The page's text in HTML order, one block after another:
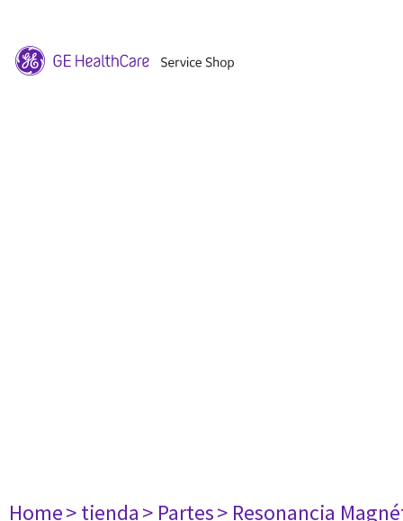
Home> tienda> Partes> Resonancia